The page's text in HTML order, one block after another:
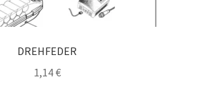
DREHFEDER
1,14€